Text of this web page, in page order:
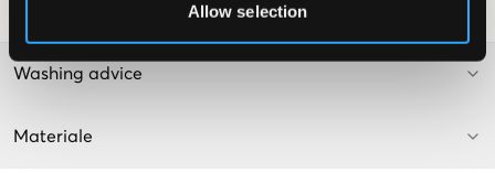
Allow selection
Washing advice
Materiale